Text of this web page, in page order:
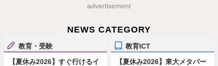
advertisement
NEWS CATEGORY
教育・受験
【夏休み2026】すぐ行けるイ
教育ICT
【夏休み2026】東大メタバー